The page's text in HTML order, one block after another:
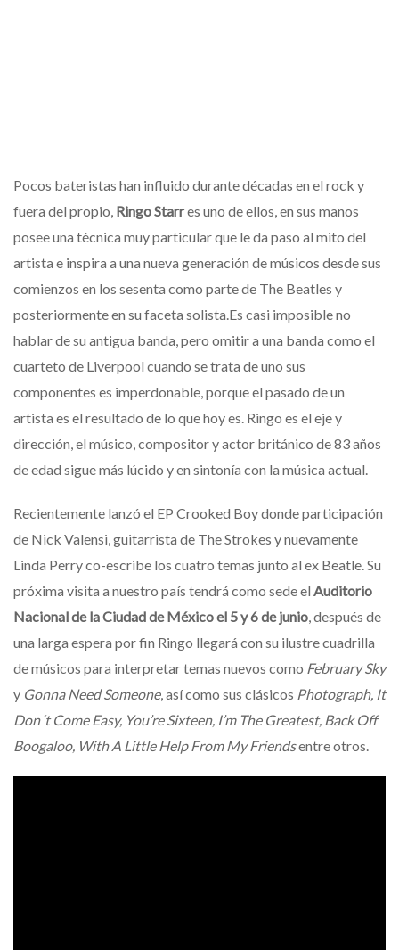
Pocos bateristas han influido durante décadas en el rock y
fuera del propio, Ringo Starres uno de ellos, en sus manos
posee una técnica muy particular que le da paso al mito del
artista e inspira a una nueva generación de músicos desde sus
comienzos en los sesenta como parte de The Beatles y
posteriormente en su faceta solista.Es casi imposible no
hablar de su antigua banda, pero omitir a una banda como el
cuarteto de Liverpool cuando se trata de uno sus
componentes es imperdonable, porque el pasado de un
artista es el resultado de lo que hoy es. Ringo es el eje y
dirección, el músico, compositor y actor británico de 83 años
de edad sigue más lúcido y en sintonía con la música actual.
Recientemente lanzó el EP Crooked Boy donde participación
de Nick Valensi, guitarrista de The Strokes y nuevamente
Linda Perry co-escribe los cuatro temas junto al ex Beatle. Su
próxima visita a nuestro país tendrá como sede el Auditorio
Nacional de la Ciudad de México el 5 y 6 de junio, después de
una larga espera por fin Ringo llegará con su ilustre cuadrilla
de músicos para interpretar temas nuevos como February Sky
y Gonna Need Someone, así como sus clásicos Photograph, It
Don´t Come Easy, You’re Sixteen, I’m The Greatest, Back Off
Boogaloo, With A Little Help From My Friendsentre otros.